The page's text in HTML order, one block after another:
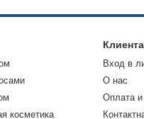
косметика
Вход в
О нас
Оплата и